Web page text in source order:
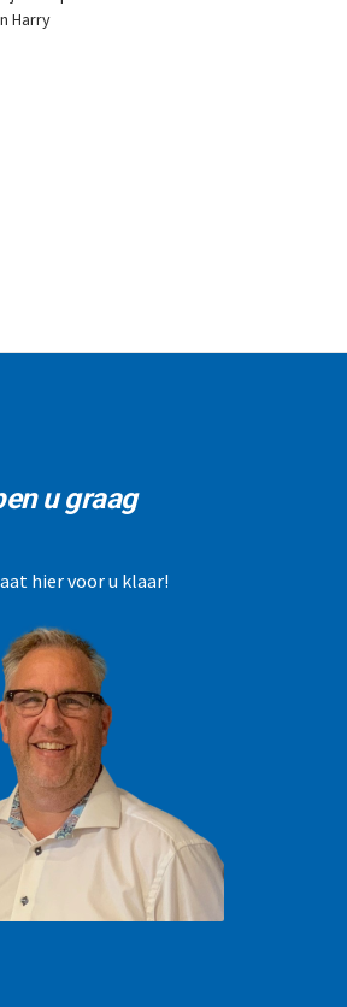
Harry
u graag
hier voor u klaar!